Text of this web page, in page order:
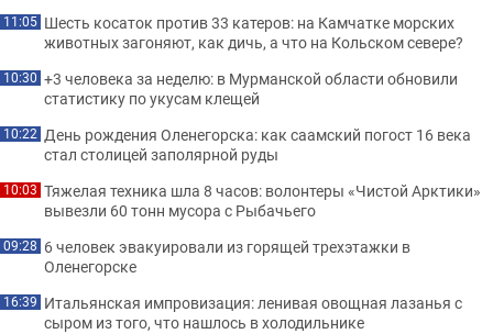
11:05 Шесть косаток против 33 катеров: на Камчатке морских
животных загоняют, как дичь, а что на Кольском севере?
10:30 +3 человека за неделю: в Мурманской области обновили
статистику по укусам клещей
10:22 День рождения Оленегорска: как саамский погост 16 века
стал столицей заполярной руды
10:03 Тяжелая техника шла 8 часов: волонтеры «Чистой Арктики»
вывезли 60 тонн мусора с Рыбачьего
09:28 6 человек эвакуировали из горящей трехэтажки в
Оленегорске
16:39 Итальянская импровизация: ленивая овощная лазанья с
сыром из того, что нашлось в холодильнике